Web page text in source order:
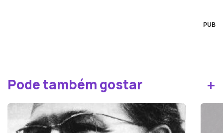
PUB
Pode também gostar +